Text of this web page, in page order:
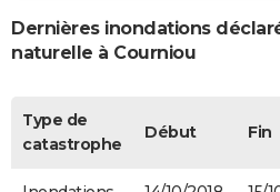
Dernières inondations
naturelle à Courniou
Type de
catastrophe
Début Fin